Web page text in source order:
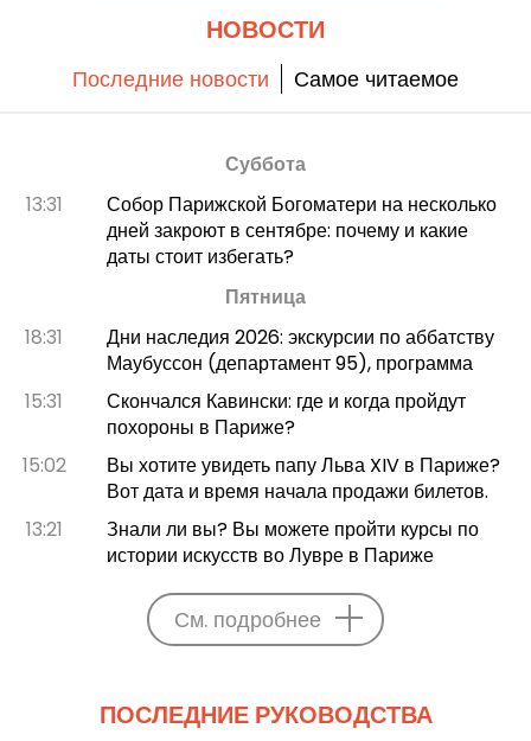
НОВОСТИ
Последние новости Самое читаемое
Суббота
13:31
Собор Парижской Богоматери на несколько
дней закроют в сентябре: почему и какие
даты стоит избегать?
Пятница
18:31
Дни наследия 2026: экскурсии по аббатству
Маубуссон (департамент 95), программа
15:31
Скончался Кавински: где и когда пройдут
похороны в Париже?
15:02
Вы хотите увидеть папу Льва XIV в Париже?
Вот дата и время начала продажи билетов.
13:21
Знали ли вы? Вы можете пройти курсы по
истории искусств во Лувре в Париже
См. подробнее
ПОСЛЕДНИЕ РУКОВОДСТВА